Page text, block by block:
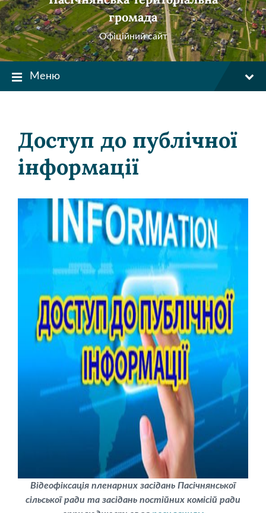
громада
Офіційний сайт
Меню
Доступ до публічної
інформації
Відеофіксація пленарних засідань Пасічнянської
сільської ради та засідань постійних комісій ради